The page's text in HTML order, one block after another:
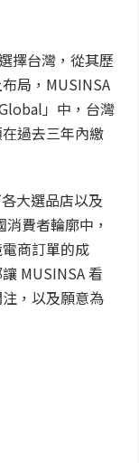
擇台灣，從其歷
局，MUSINSA
」中，台灣
過去三年內繳
大選品店以及
費者輪廓中，
商訂單的成
MUSINSA 看
，以及願意為